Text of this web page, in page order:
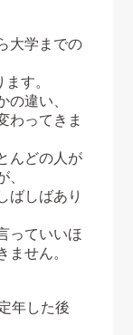
大学までの
す。
の違い、
わってきま
んどの人が
、
ばしばあり
っていいほ
ません。
年した後